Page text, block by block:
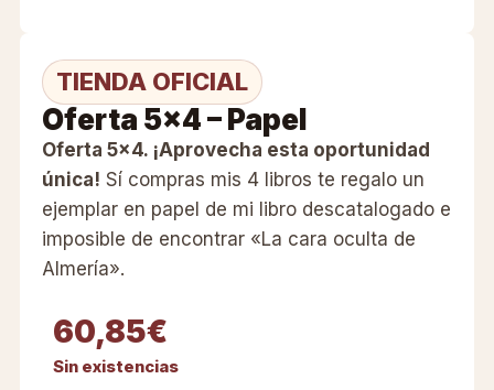
TIENDA OFICIAL
Oferta 5×4 – Papel
Oferta 5×4. ¡Aprovecha esta oportunidad
única! Sí compras mis 4 libros te regalo un
ejemplar en papel de mi libro descatalogado e
imposible de encontrar «La cara oculta de
Almería».
60,85€
Sin existencias